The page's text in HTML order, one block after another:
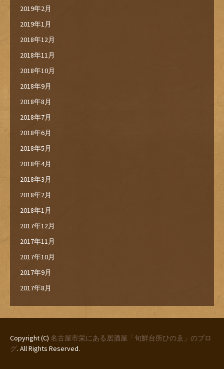
2019年2月
2019年1月
2018年12月
2018年11月
2018年10月
2018年9月
2018年8月
2018年7月
2018年6月
2018年5月
2018年4月
2018年3月
2018年2月
2018年1月
2017年12月
2017年11月
2017年10月
2017年9月
2017年8月
Copyright (C) 名古屋市栄にある居酒屋「旬鮮台所ひのゑ」のブロ
グ. All Rights Reserved.